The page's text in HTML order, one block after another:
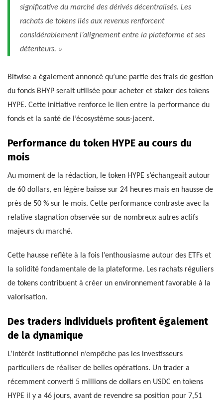
significative du marché des dérivés décentralisés. Les
rachats de tokens liés aux revenus renforcent
considérablement l’alignement entre la plateforme et ses
détenteurs. »
Bitwise a également annoncé qu’une partie des frais de gestion
du fonds BHYP serait utilisée pour acheter et staker des tokens
HYPE. Cette initiative renforce le lien entre la performance du
fonds et la santé de l’écosystème sous-jacent.
Performance du token HYPE au cours du
mois
Au moment de la rédaction, le token HYPE s’échangeait autour
de 60 dollars, en légère baisse sur 24 heures mais en hausse de
près de 50 % sur le mois. Cette performance contraste avec la
relative stagnation observée sur de nombreux autres actifs
majeurs du marché.
Cette hausse reflète à la fois l’enthousiasme autour des ETFs et
la solidité fondamentale de la plateforme. Les rachats réguliers
de tokens contribuent à créer un environnement favorable à la
valorisation.
Des traders individuels profitent également
de la dynamique
L’intérêt institutionnel n’empêche pas les investisseurs
particuliers de réaliser de belles opérations. Un trader a
récemment converti 5 millions de dollars en USDC en tokens
HYPE il y a 46 jours, avant de revendre sa position pour 7,51